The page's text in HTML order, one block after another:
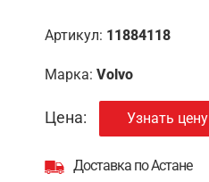
Артикул: 11884118
Марка: Volvo
Цена: Узнать цену
Доставка по Астане